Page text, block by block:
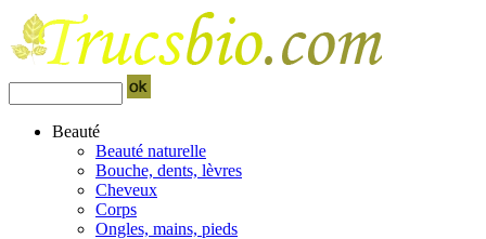
Beauté
Beauté naturelle
Bouche, dents, lèvres
Cheveux
Corps
Ongles, mains, pieds